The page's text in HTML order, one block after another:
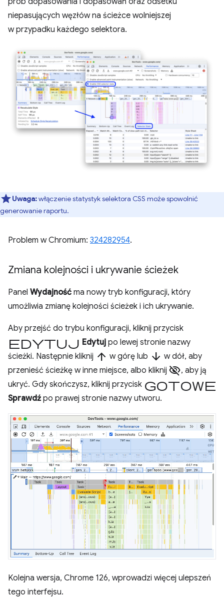
niepasujących węzłów na ścieżce wolniejszej
w przypadku każdego selektora.
Uwaga:włączenie statystyk selektora CSS może spowolnić
generowanie raportu.
Problem w Chromium: 324282954.
Zmiana kolejności i ukrywanie ścieżek
Panel Wydajność ma nowy tryb konfiguracji, który
umożliwia zmianę kolejności ścieżek i ich ukrywanie.
Aby przejść do trybu konfiguracji, kliknij przycisk
edytuj Edytuj po lewej stronie nazwy
ścieżki. Następnie kliknij arrow_upward w górę lub arrow_downward w dół, aby
przenieść ścieżkę w inne miejsce, albo kliknij visibility_off, aby ją
ukryć. Gdy skończysz, kliknij przycisk Gotowe
Sprawdź po prawej stronie nazwy utworu.
Kolejna wersja, Chrome 126, wprowadzi więcej ulepszeń
tego interfejsu.